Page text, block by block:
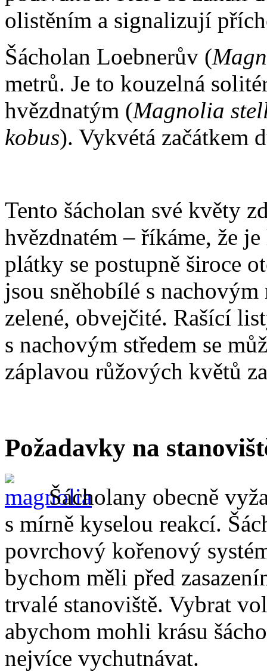
olistěním a signalizují
Šácholan Loebnerův (
metrů. Je to kouzelná
hvězdnatým (Magnolia
kobus). Vykvétá začátkem
Tento šácholan své květy
hvězdnatém – říkáme, že
plátky se postupně široce
jsou sněhobílé s
zelené, obvejčité. Rašící
s nachovým středem se
záplavou růžových květů
Požadavky na
Šácholany obecně
s mírně kyselou reakcí.
povrchový kořenový
bychom měli před
trvalé stanoviště. Vybrat
abychom mohli krásu
nejvíce vychutnávat.